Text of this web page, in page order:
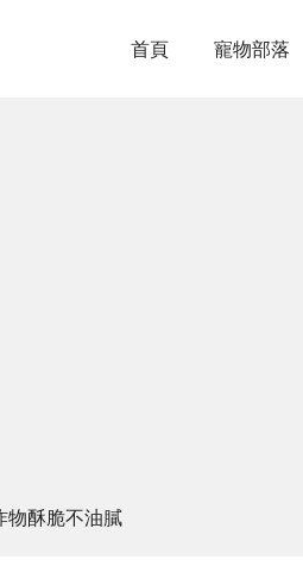
首頁 寵物部落
物酥脆不油膩